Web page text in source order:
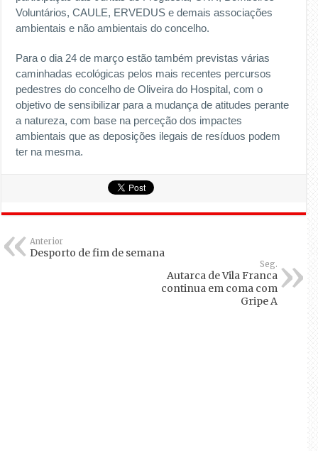
Voluntários, CAULE, ERVEDUS e demais associações
ambientais e não ambientais do concelho.
Para o dia 24 de março estão também previstas várias
caminhadas ecológicas pelos mais recentes percursos
pedestres do concelho de Oliveira do Hospital, com o
objetivo de sensibilizar para a mudança de atitudes perante
a natureza, com base na perceção dos impactes
ambientais que as deposições ilegais de resíduos podem
ter na mesma.
Anterior
Desporto de fim de semana
Seg.
Autarca de Vila Franca
continua em coma com
Gripe A